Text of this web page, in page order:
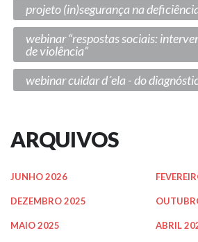
projeto (in)segurança na
webinar “respostas sociais:
de violência”
webinar cuidar d´ela - do
ARQUIVOS
JUNHO 2026
DEZEMBRO 2025
MAIO 2025 ABRIL